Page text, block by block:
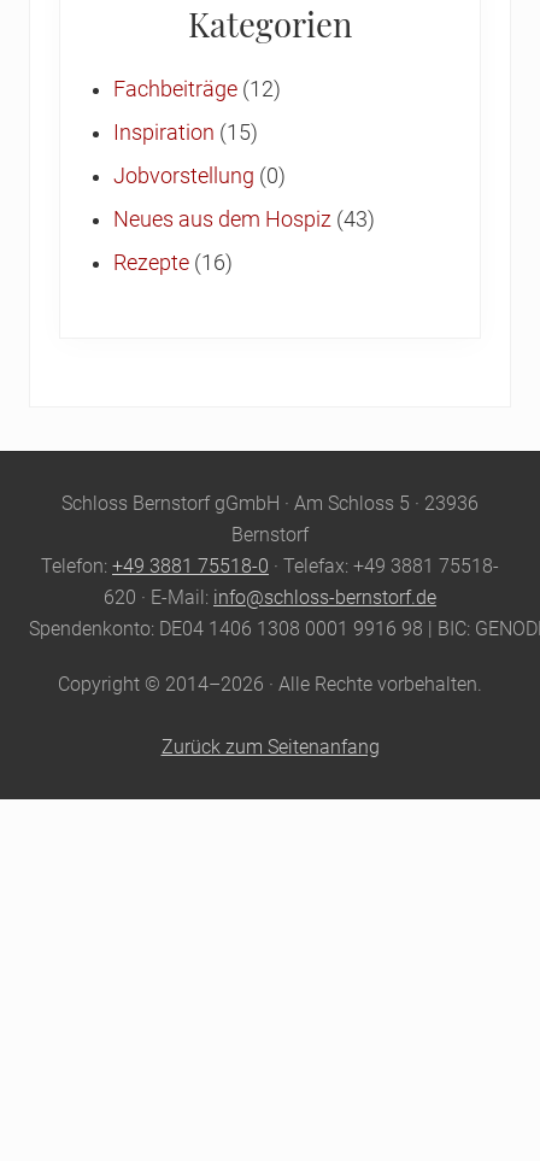
Kategorien
Fachbeiträge (12)
Inspiration (15)
Jobvorstellung (0)
Neues aus dem Hospiz (43)
Rezepte (16)
SiteSchloss Bernstorf gGmbH · Am Schloss 5 · 23936
Bernstorf
Telefon: +49 3881 75518-0 · Telefax: +49 3881 75518-
620 · E-Mail: info@schloss-bernstorf.de
Spendenkonto: DE04 1406 1308 0001 9916 98 | BIC:
Copyright © 2014–2026 · Alle Rechte vorbehalten.
Zurück zum Seitenanfang